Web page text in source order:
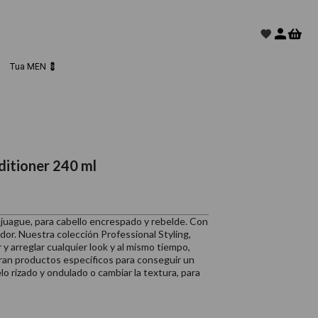
Tua MEN 💈
240 ml
para cabello encrespado y rebelde. Con
Nuestra colección Professional Styling,
arreglar cualquier look y al mismo tiempo,
productos específicos para conseguir un
rizado y ondulado o cambiar la textura, para